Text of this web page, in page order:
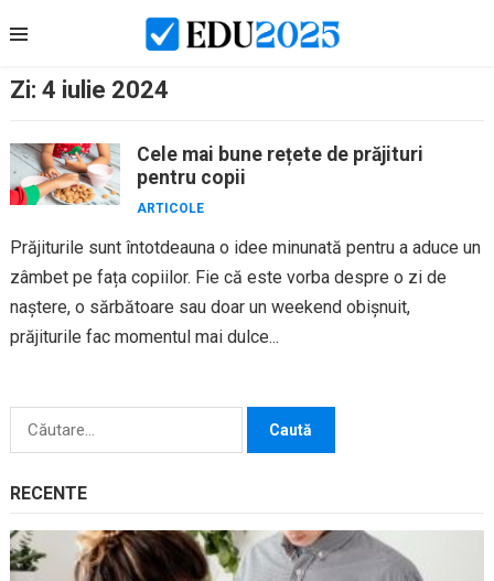
to
Zi: 4 iulie 2024
Cele mai bune rețete de prăjituri
pentru copii
ARTICOLE
Prăjiturile sunt întotdeauna o idee minunată pentru a aduce un
zâmbet pe fața copiilor. Fie că este vorba despre o zi de
naștere, o sărbătoare sau doar un weekend obișnuit,
prăjiturile fac momentul mai dulce...
Caută
RECENTE